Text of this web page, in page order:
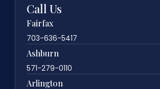
Call Us
Fairfax
703-636-5417
Ashburn
571-279-0110
Arlington